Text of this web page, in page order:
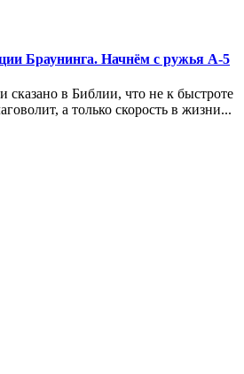
Браунинга. Начнём с ружья А-5
в Библии, что не к быстроте
а только скорость в жизни...